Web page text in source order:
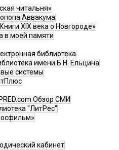
читальня»
Аввакума
XIX века о Новгороде»
в моей памяти
библиотека
имени Б.Н. Ельцина
системы
Обзор СМИ
"ЛитРес"
кабинет